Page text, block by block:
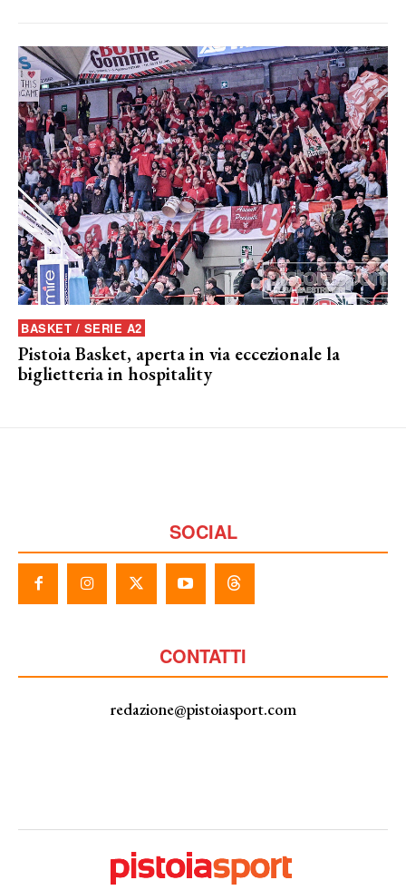
BASKET / SERIE A2
Pistoia Basket, aperta in via eccezionale la
biglietteria in hospitality
SOCIAL
CONTATTI
redazione@pistoiasport.com